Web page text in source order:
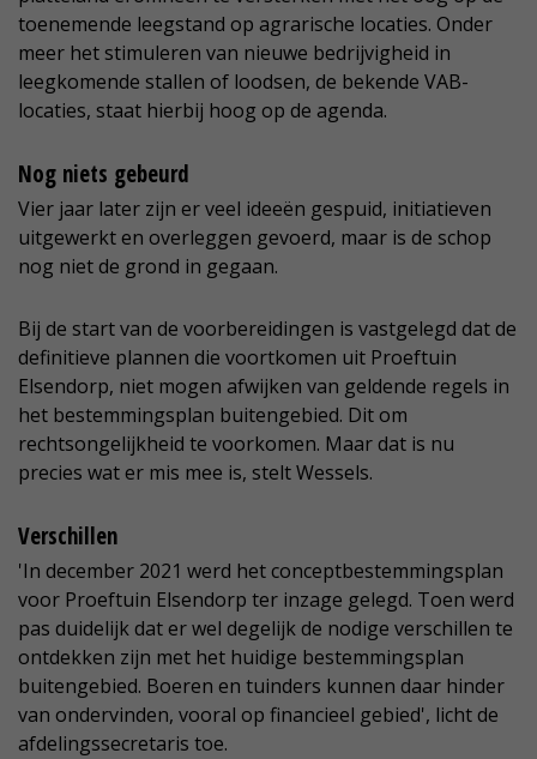
toenemende leegstand op agrarische locaties. Onder
meer het stimuleren van nieuwe bedrijvigheid in
leegkomende stallen of loodsen, de bekende VAB-
locaties, staat hierbij hoog op de agenda.
Nog niets gebeurd
Vier jaar later zijn er veel ideeën gespuid, initiatieven
uitgewerkt en overleggen gevoerd, maar is de schop
nog niet de grond in gegaan.
Bij de start van de voorbereidingen is vastgelegd dat de
definitieve plannen die voortkomen uit Proeftuin
Elsendorp, niet mogen afwijken van geldende regels in
het bestemmingsplan buitengebied. Dit om
rechtsongelijkheid te voorkomen. Maar dat is nu
precies wat er mis mee is, stelt Wessels.
Verschillen
'In december 2021 werd het conceptbestemmingsplan
voor Proeftuin Elsendorp ter inzage gelegd. Toen werd
pas duidelijk dat er wel degelijk de nodige verschillen te
ontdekken zijn met het huidige bestemmingsplan
buitengebied. Boeren en tuinders kunnen daar hinder
van ondervinden, vooral op financieel gebied', licht de
afdelingssecretaris toe.